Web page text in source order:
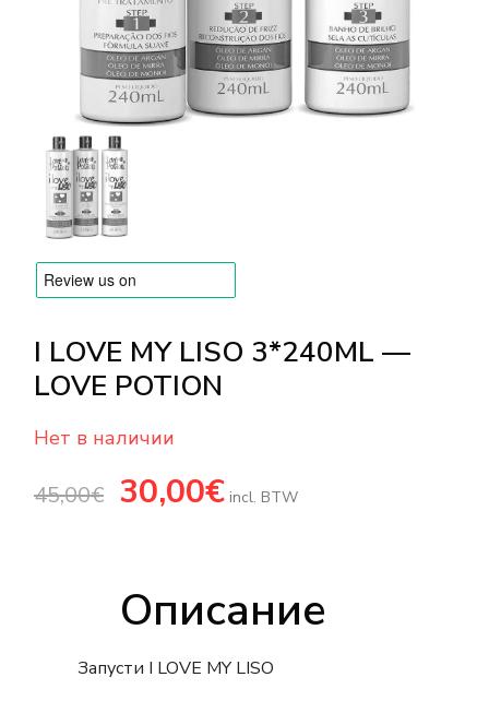
БРЕНДЫ
Оплата и доставка
Часто задаваемые вопросы
Контакты
I LOVE MY LISO 3*240ML —
LOVE POTION
Нет в наличии
45,00€
Первоначальная
цена
30,00€Текущая
цена:
incl. BTW
Описание
Запусти I LOVE MY LISO